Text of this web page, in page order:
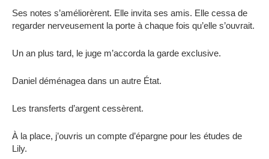
Ses notes s’améliorèrent. Elle invita ses amis. Elle cessa de
regarder nerveusement la porte à chaque fois qu’elle s’ouvrait.
Un an plus tard, le juge m’accorda la garde exclusive.
Daniel déménagea dans un autre État.
Les transferts d’argent cessèrent.
À la place, j’ouvris un compte d’épargne pour les études de
Lily.